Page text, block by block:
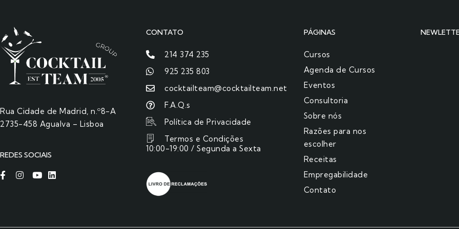
Rua Cidade de Madrid, n.º8-A
2735-458 Agualva – Lisboa
REDES SOCIAIS
CONTATO
214 374 235
925 235 803
cocktailteam@cocktailteam.net
F.A.Q.s
Política de Privacidade
Termos e Condições
10:00-19:00 / Segunda a Sexta
PÁGINAS
Cursos
Agenda de Cursos
Eventos
Consultoria
Sobre nós
Razões para nos
escolher​
Receitas
Empregabilidade
Contato